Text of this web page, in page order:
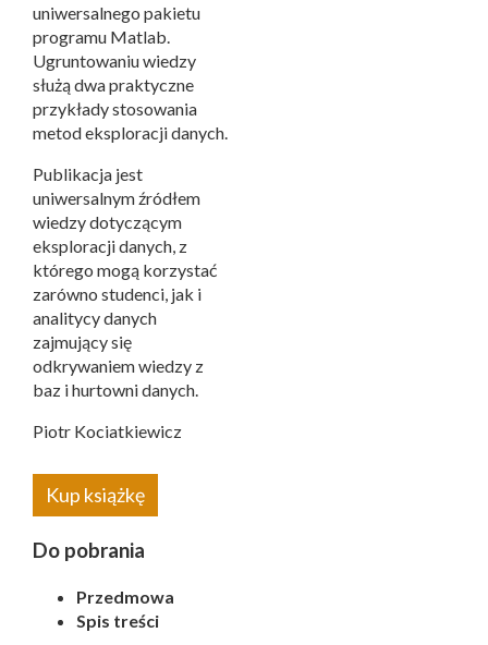
uniwersalnego pakietu
programu Matlab.
Ugruntowaniu wiedzy
służą dwa praktyczne
przykłady stosowania
metod eksploracji danych.
Publikacja jest
uniwersalnym źródłem
wiedzy dotyczącym
eksploracji danych, z
którego mogą korzystać
zarówno studenci, jak i
analitycy danych
zajmujący się
odkrywaniem wiedzy z
baz i hurtowni danych.
Piotr Kociatkiewicz
Kup książkę
Do pobrania
Przedmowa
Spis treści